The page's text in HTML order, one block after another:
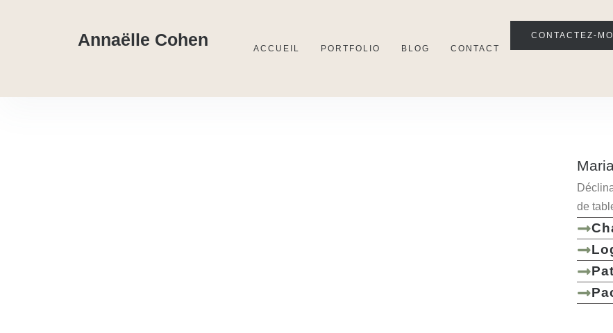
Annaëlle Cohen ACCUEIL PORTFOLIO BLOG CONTACT
CONTACTEZ-MOI
de